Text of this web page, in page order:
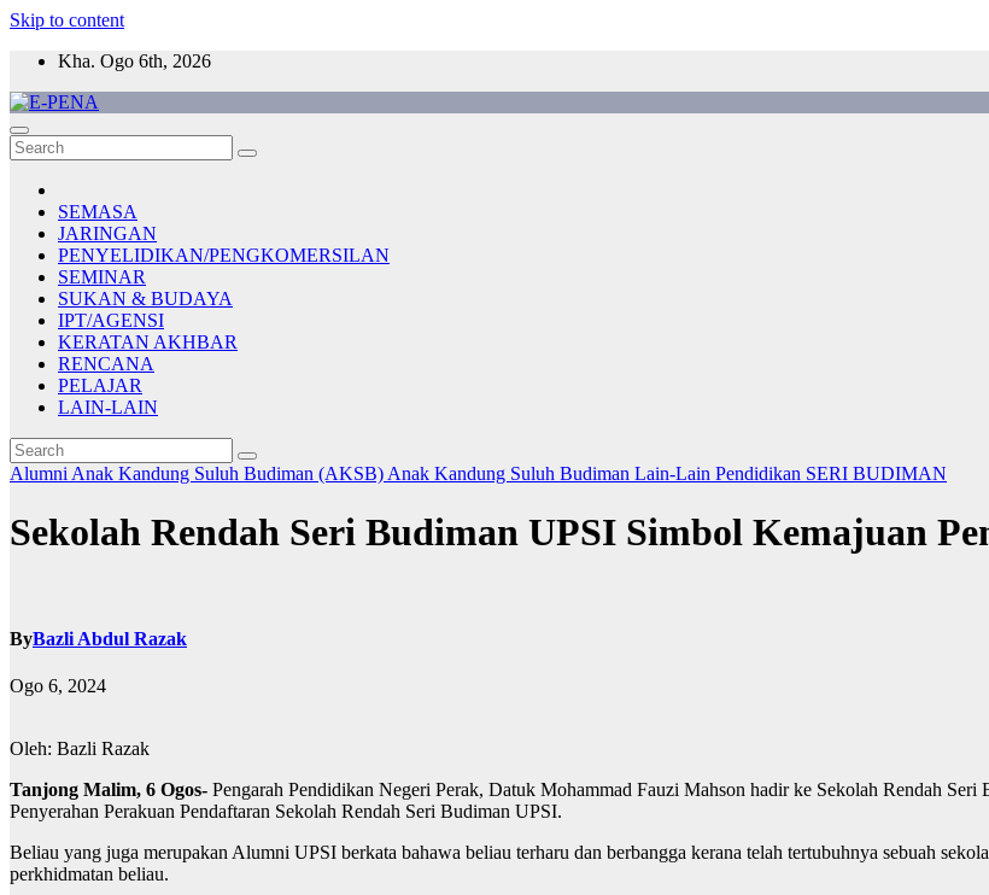
Skip to content
Kha. Ogo 6th, 2026
E-PENA
Berita Digital Terkini
SEMASA
JARINGAN
PENYELIDIKAN/PENGKOMERSILAN
SEMINAR
SUKAN & BUDAYA
IPT/AGENSI
KERATAN AKHBAR
RENCANA
PELAJAR
LAIN-LAIN
Alumni Anak Kandung Suluh Budiman (AKSB) Anak Kandung Suluh Budiman Lain-Lain Pendidikan SERI BUDIMAN
Sekolah Rendah Seri Budiman UPSI Simbol Kemajuan
ByBazli Abdul Razak
Ogo 6, 2024
Oleh: Bazli Razak
Tanjong Malim, 6 Ogos- Pengarah Pendidikan Negeri Perak, Datuk Mohammad Fauzi Mahson hadir ke Sekolah Rendah
Penyerahan Perakuan Pendaftaran Sekolah Rendah Seri Budiman UPSI.
Beliau yang juga merupakan Alumni UPSI berkata bahawa beliau terharu dan berbangga kerana telah tertubuhnya sebuah
perkhidmatan beliau.